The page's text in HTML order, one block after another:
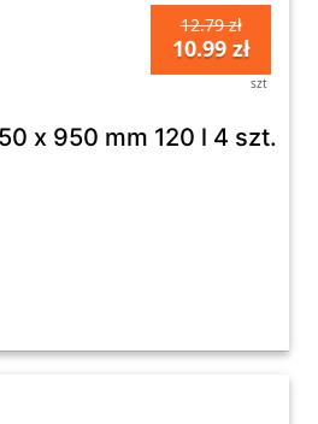
12.79 zł
10.99 zł
szt
x 950 mm 120 l 4 szt.